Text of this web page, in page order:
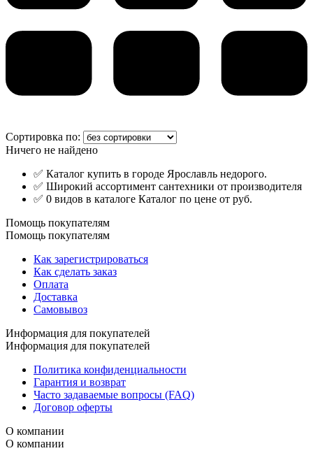
Сортировка по:
Ничего не найдено
✅ Каталог купить в городе Ярославль недорого.
✅ Широкий ассортимент сантехники от производителя
✅ 0 видов в каталоге Каталог по цене от руб.
Помощь покупателям
Помощь покупателям
Как зарегистрироваться
Как сделать заказ
Оплата
Доставка
Самовывоз
Информация для покупателей
Информация для покупателей
Политика конфиденциальности
Гарантия и возврат
Часто задаваемые вопросы (FAQ)
Договор оферты
О компании
О компании